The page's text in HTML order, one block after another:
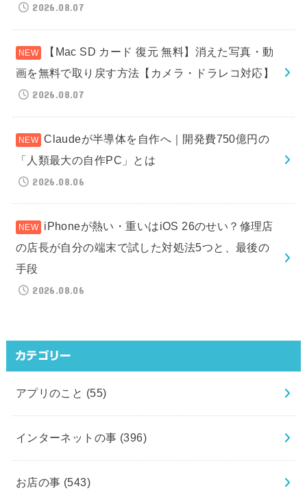
2026.08.07
【Mac SD カード 復元 無料】消えた写真・動
画を無料で取り戻す方法【カメラ・ドラレコ対応】
2026.08.07
Claudeが半導体を自作へ｜開発費750億円の
「人類最大の自作PC」とは
2026.08.06
iPhoneが熱い・重いはiOS 26のせい？修理店
の店長が自分の端末で試した対処法5つと、最後の
手段
2026.08.06
カテゴリー
アプリのこと (55)
インターネットの事 (396)
お店の事 (543)